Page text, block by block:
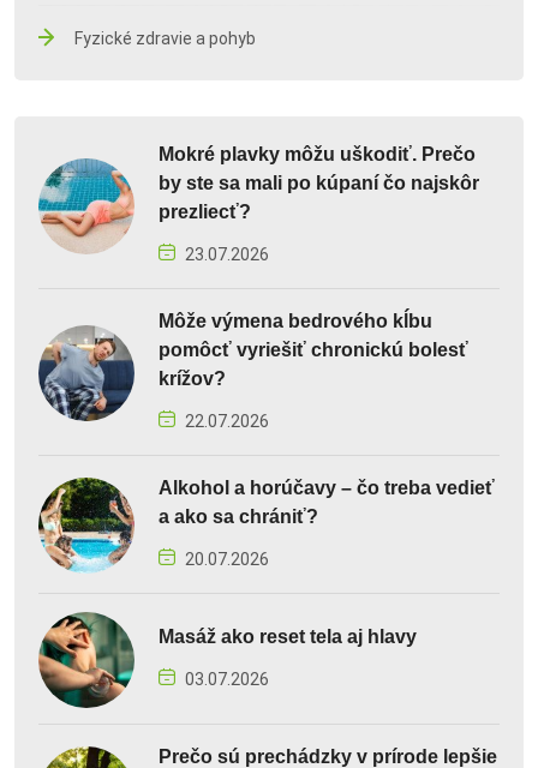
Fyzické zdravie a pohyb
Mokré plavky môžu uškodiť. Prečo
by ste sa mali po kúpaní čo najskôr
prezliecť?
23.07.2026
Môže výmena bedrového kĺbu
pomôcť vyriešiť chronickú bolesť
krížov?
22.07.2026
Alkohol a horúčavy – čo treba vedieť
a ako sa chrániť?
20.07.2026
Masáž ako reset tela aj hlavy
03.07.2026
Prečo sú prechádzky v prírode lepšie